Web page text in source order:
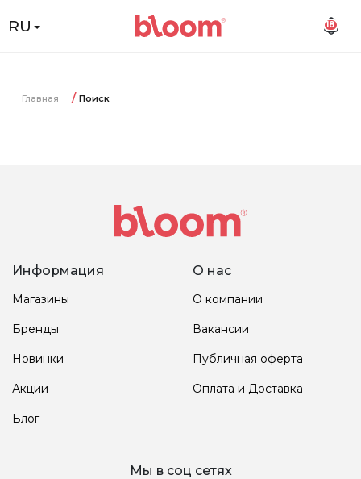
RU 18
Главная Поиск
Информация
Магазины
Бренды
Новинки
Акции
Блог
О нас
О компании
Вакансии
Публичная оферта
Оплата и Доставка
Мы в соц сетях